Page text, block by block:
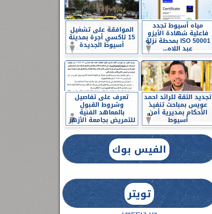
مياه أسيوط تجدد
فاعلية شهادة الأيزو
ISO 50001 بمحطة نزلة
عبد اللاه...
الموافقة على تشغيل
15 تاكسي أجرة بمدينة
أسيوط الجديدة
تجديد الثقة للرائد احمد
عويس بمباحث تنفيذ
الأحكام بمديرية أمن
أسيوط
تعرف على تفاصيل
وشروط القبول
بالمعاهد الفنية
للتمريض بجامعة الأزهر
الفيس بوك
تويتر